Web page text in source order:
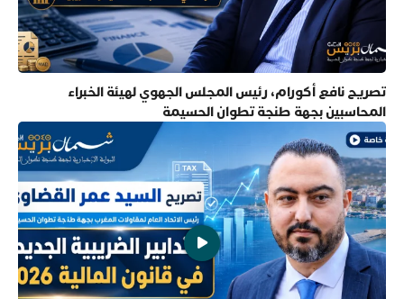
تصريح نافع أكورام، رئيس المجلس الجهوي لهيئة الخبراء
المحاسبين بجهة طنجة تطوان الحسيمة